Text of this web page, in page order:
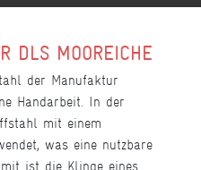
DLS MOOREICHE
der Manufaktur
Handarbeit. In der
mit einem
was eine nutzbare
ist die Klinge eines